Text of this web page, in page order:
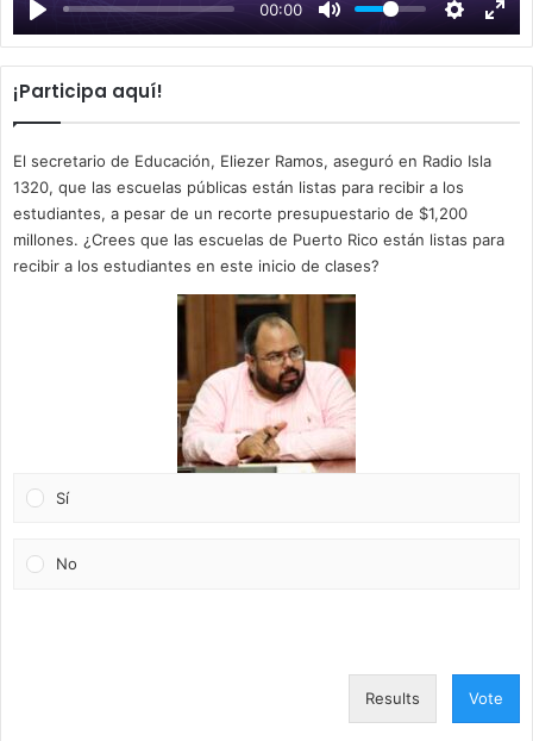
00:00
y
¡Participa aquí!
El secretario de Educación, Eliezer Ramos, aseguró en Radio Isla
1320, que las escuelas públicas están listas para recibir a los
estudiantes, a pesar de un recorte presupuestario de $1,200
millones. ¿Crees que las escuelas de Puerto Rico están listas para
recibir a los estudiantes en este inicio de clases?
Sí
No
Results Vote